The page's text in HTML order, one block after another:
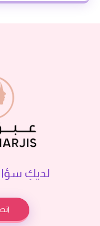
لديكِ